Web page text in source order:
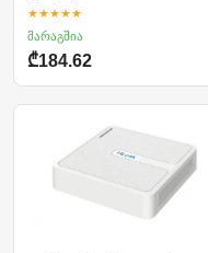
★★★★★
მარაგშია
₾184.62